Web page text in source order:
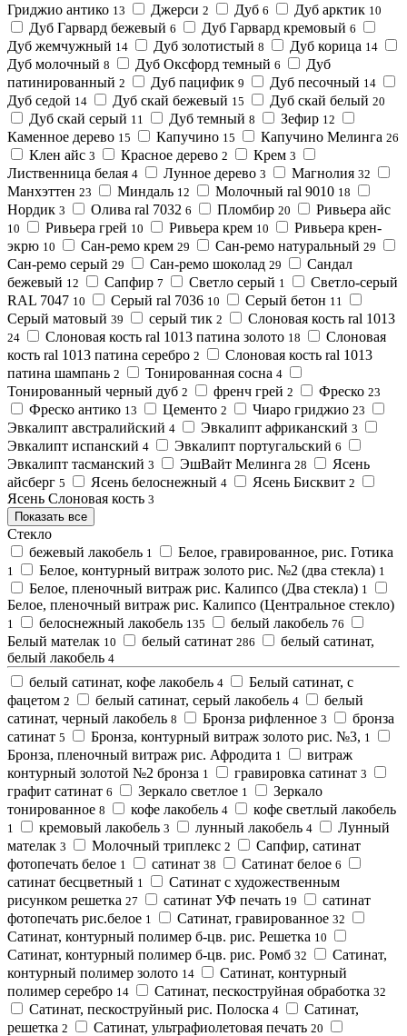
Гриджио антико 13 Джерси 2 Дуб 6 Дуб арктик 10
Дуб Гарвард бежевый 6 Дуб Гарвард кремовый 6
Дуб жемчужный 14 Дуб золотистый 8 Дуб корица 14
Дуб молочный 8 Дуб Оксфорд темный 6
Дуб
патинированный 2 Дуб пацифик 9 Дуб песочный 14
Дуб седой 14 Дуб скай бежевый 15 Дуб скай белый 20
Дуб скай серый 11 Дуб темный 8 Зефир 12
Каменное дерево 15 Капучино 15 Капучино Мелинга 26
Клен айс 3 Красное дерево 2 Крем 3
Лиственница белая 4 Лунное дерево 3 Магнолия 32
Манхэттен 23 Миндаль 12 Молочный ral 9010 18
Нордик 3 Олива ral 7032 6 Пломбир 20 Ривьера айс
10 Ривьера грей 10 Ривьера крем 10
Ривьера крен-
экрю 10 Сан-ремо крем 29 Сан-ремо натуральный 29
Сан-ремо серый 29 Сан-ремо шоколад 29
Сандал
бежевый 12 Сапфир 7 Светло серый 1
Светло-серый
RAL 7047 10 Серый ral 7036 10 Серый бетон 11
Серый матовый 39 серый тик 2 Слоновая кость ral 1013
24 Слоновая кость ral 1013 патина золото 18
Слоновая
кость ral 1013 патина серебро 2
Слоновая кость ral 1013
патина шампань 2 Тонированная сосна 4
Тонированный черный дуб 2 френч грей 2 Фреско 23
Фреско антико 13 Цементо 2 Чиаро гриджио 23
Эвкалипт австралийский 4 Эвкалипт африканский 3
Эвкалипт испанский 4 Эвкалипт португальский 6
Эвкалипт тасманский 3 ЭшВайт Мелинга 28
Ясень
айсберг 5 Ясень белоснежный 4 Ясень Бисквит 2
Ясень Слоновая кость 3
Показать все
Стекло
бежевый лакобель 1 Белое, гравированное, рис. Готика
1 Белое, контурный витраж золото рис. №2 (два стекла) 1
Белое, пленочный витраж рис. Калипсо (Два стекла) 1
Белое, пленочный витраж рис. Калипсо (Центральное стекло)
1 белоснежный лакобель 135 белый лакобель 76
Белый мателак 10 белый сатинат 286
белый сатинат,
белый лакобель 4
белый сатинат, кофе лакобель 4
Белый сатинат, с
фацетом 2 белый сатинат, серый лакобель 4
белый
сатинат, черный лакобель 8 Бронза рифленное 3
бронза
сатинат 5 Бронза, контурный витраж золото рис. №3, 1
Бронза, пленочный витраж рис. Афродита 1
витраж
контурный золотой №2 бронза 1 гравировка сатинат 3
графит сатинат 6 Зеркало светлое 1
Зеркало
тонированное 8 кофе лакобель 4 кофе светлый лакобель
1 кремовый лакобель 3 лунный лакобель 4
Лунный
мателак 3 Молочный триплекс 2
Сапфир, сатинат
фотопечать белое 1 сатинат 38 Сатинат белое 6
сатинат бесцветный 1
Сатинат с художественным
рисунком решетка 27 сатинат УФ печать 19
сатинат
фотопечать рис.белое 1 Сатинат, гравированное 32
Сатинат, контурный полимер б-цв. рис. Решетка 10
Сатинат, контурный полимер б-цв. рис. Ромб 32
Сатинат,
контурный полимер золото 14
Сатинат, контурный
полимер серебро 14 Сатинат, пескоструйная обработка 32
Сатинат, пескоструйный рис. Полоска 4
Сатинат,
решетка 2 Сатинат, ультрафиолетовая печать 20